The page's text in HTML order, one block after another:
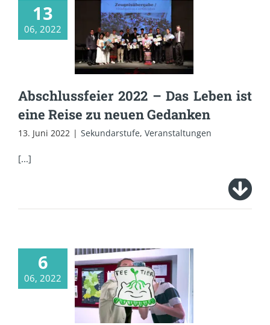
13
06, 2022
Abschlussfeier 2022
– Das Leben ist eine
Reise zu neuen
Gedanken
Abschlussfeier 2022 – Das Leben ist
eine Reise zu neuen Gedanken
13. Juni 2022 | Sekundarstufe, Veranstaltungen
[...]
6
06, 2022
Werbung immer
wieder neu – von
Klasse 12